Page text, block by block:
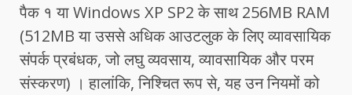
पैक १ या Windows XP SP2 के साथ 256MB RAM
(512MB या उससे अधिक आउटलुक के लिए व्यावसायिक
संपर्क प्रबंधक, जो लघु व्यवसाय, व्यावसायिक और परम
संस्करण) । हालांकि, निश्चित रूप से, यह उन नियमों को